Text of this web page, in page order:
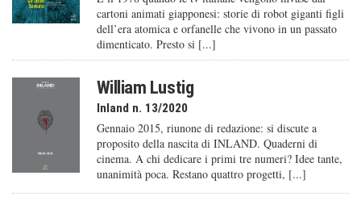
cartoni animati giapponesi: storie di robot giganti figli
dell’era atomica e orfanelle che vivono in un passato
dimenticato. Presto si [...]
William Lustig
Inland n. 13/2020
Gennaio 2015, riunone di redazione: si discute a
proposito della nascita di INLAND. Quaderni di
cinema. A chi dedicare i primi tre numeri? Idee tante,
unanimità poca. Restano quattro progetti, [...]